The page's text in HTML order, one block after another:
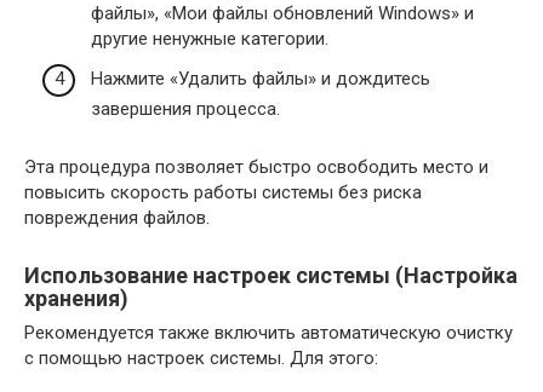
файлы», «Мои файлы обновлений Windows» и
другие ненужные категории.
Нажмите «Удалить файлы» и дождитесь
завершения процесса.
Эта процедура позволяет быстро освободить место и
повысить скорость работы системы без риска
повреждения файлов.
Использование настроек системы (Настройка
хранения)
Рекомендуется также включить автоматическую очистку
с помощью настроек системы. Для этого: